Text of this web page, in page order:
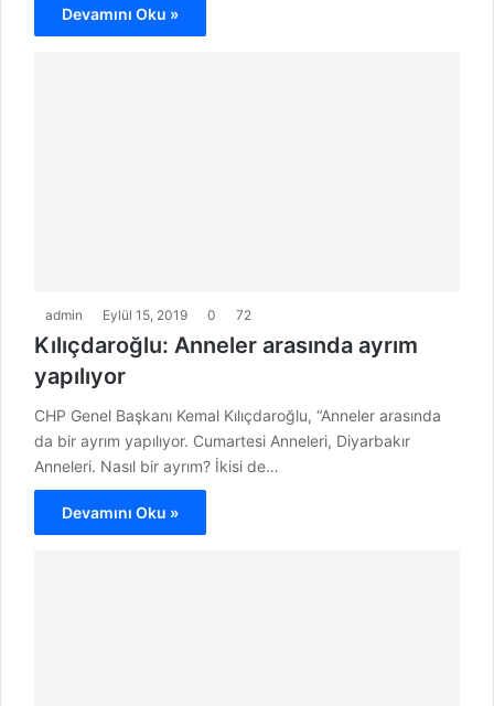
Devamını Oku »
admin Eylül 15, 2019 0 72
Kılıçdaroğlu: Anneler arasında ayrım
yapılıyor
CHP Genel Başkanı Kemal Kılıçdaroğlu, “Anneler arasında
da bir ayrım yapılıyor. Cumartesi Anneleri, Diyarbakır
Anneleri. Nasıl bir ayrım? İkisi de…
Devamını Oku »